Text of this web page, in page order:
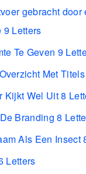
gebracht door
9 Letters
Te Geven 9
Met
Kijkt Wel Uit 8
Branding 8
Als Een Insect
Letters